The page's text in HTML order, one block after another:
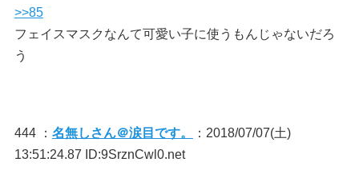
>>85
フェイスマスクなんて可愛い子に使うもんじゃないだろ
う
444 ： 名無しさん＠涙目です。
：2018/07/07(土)
13:51:24.87 ID:9SrznCwl0.net